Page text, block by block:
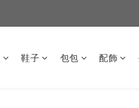
鞋子 包包 配飾